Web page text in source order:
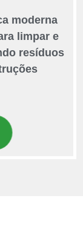
moderna
limpar e
resíduos